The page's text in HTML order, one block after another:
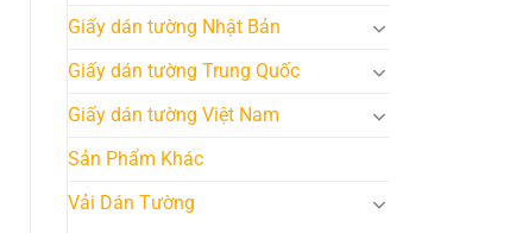
Giấy dán tường Nhật Bản
Giấy dán tường Trung Quốc
Giấy dán tường Việt Nam
Sản Phẩm Khác
Vải Dán Tường